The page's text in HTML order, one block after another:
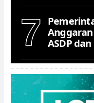
7
ASDP